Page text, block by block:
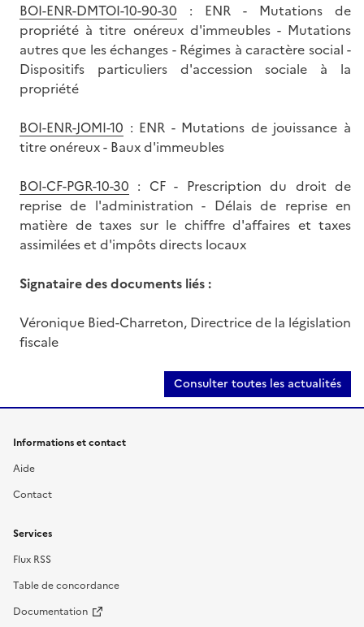
BOI-ENR-DMTOI-10-90-30 : ENR - Mutations de
propriété à titre onéreux d'immeubles - Mutations
autres que les échanges - Régimes à caractère social -
Dispositifs particuliers d'accession sociale à la
propriété
BOI-ENR-JOMI-10 : ENR - Mutations de jouissance à
titre onéreux - Baux d'immeubles
BOI-CF-PGR-10-30 : CF - Prescription du droit de
reprise de l'administration - Délais de reprise en
matière de taxes sur le chiffre d'affaires et taxes
assimilées et d'impôts directs locaux
Signataire des documents liés :
Véronique Bied-Charreton, Directrice de la législation
fiscale
Consulter toutes les actualités
Informations et contact
Aide
Contact
Services
Flux RSS
Table de concordance
Documentation